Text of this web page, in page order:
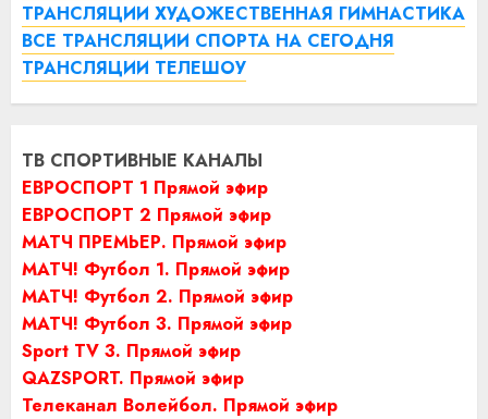
ТРАНСЛЯЦИИ ХУДОЖЕСТВЕННАЯ ГИМНАСТИКА
ВСЕ ТРАНСЛЯЦИИ СПОРТА НА СЕГОДНЯ
ТРАНСЛЯЦИИ ТЕЛЕШОУ
ТВ СПОРТИВНЫЕ КАНАЛЫ
ЕВРОСПОРТ 1 Прямой эфир
ЕВРОСПОРТ 2 Прямой эфир
МАТЧ ПРЕМЬЕР. Прямой эфир
МАТЧ! Футбол 1. Прямой эфир
МАТЧ! Футбол 2. Прямой эфир
МАТЧ! Футбол 3. Прямой эфир
Sport TV 3. Прямой эфир
QAZSPORT. Прямой эфир
Телеканал Волейбол. Прямой эфир